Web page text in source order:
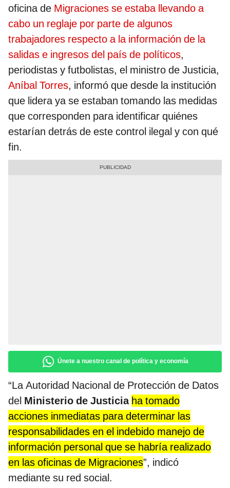
oficina de Migraciones se estaba llevando a
cabo un reglaje por parte de algunos
trabajadores respecto a la información de la
salidas e ingresos del país de políticos,
periodistas y futbolistas, el ministro de Justicia,
Aníbal Torres, informó que desde la institución
que lidera ya se estaban tomando las medidas
que corresponden para identificar quiénes
estarían detrás de este control ilegal y con qué
fin.
Únete a nuestro canal de política y economía
“La Autoridad Nacional de Protección de Datos
del Ministerio de Justicia ha tomado
acciones inmediatas para determinar las
responsabilidades en el indebido manejo de
información personal que se habría realizado
en las oficinas de Migraciones”, indicó
mediante su red social.